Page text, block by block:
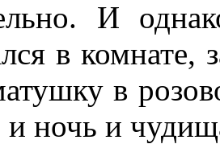
И
в комнате,
в
и ночь и